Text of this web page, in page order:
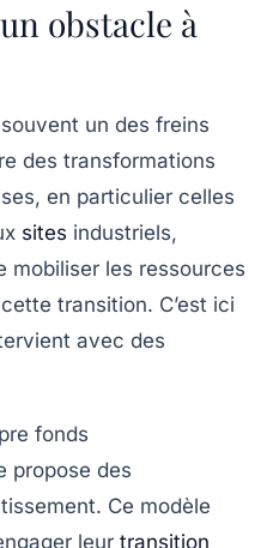
obstacle à
un des freins
des transformations
en particulier celles
sites industriels,
mobiliser les ressources
transition. C’est ici
avec des
fonds
propose des
. Ce modèle
leur transition